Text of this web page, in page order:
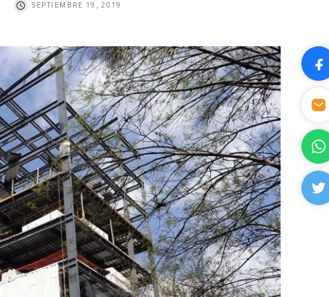
SEPTIEMBRE 19, 2019